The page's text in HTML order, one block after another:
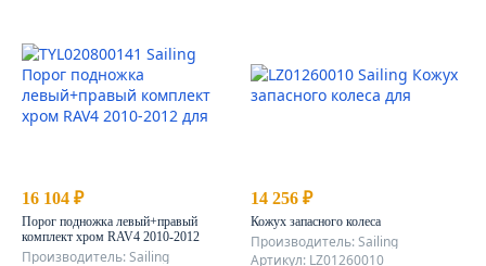
16 104 ₽
Порог подножка левый+правый
комплект хром RAV4 2010-2012
Производитель: Sailing
14 256 ₽
Кожух запасного колеса
Производитель: Sailing
Артикул: LZ01260010